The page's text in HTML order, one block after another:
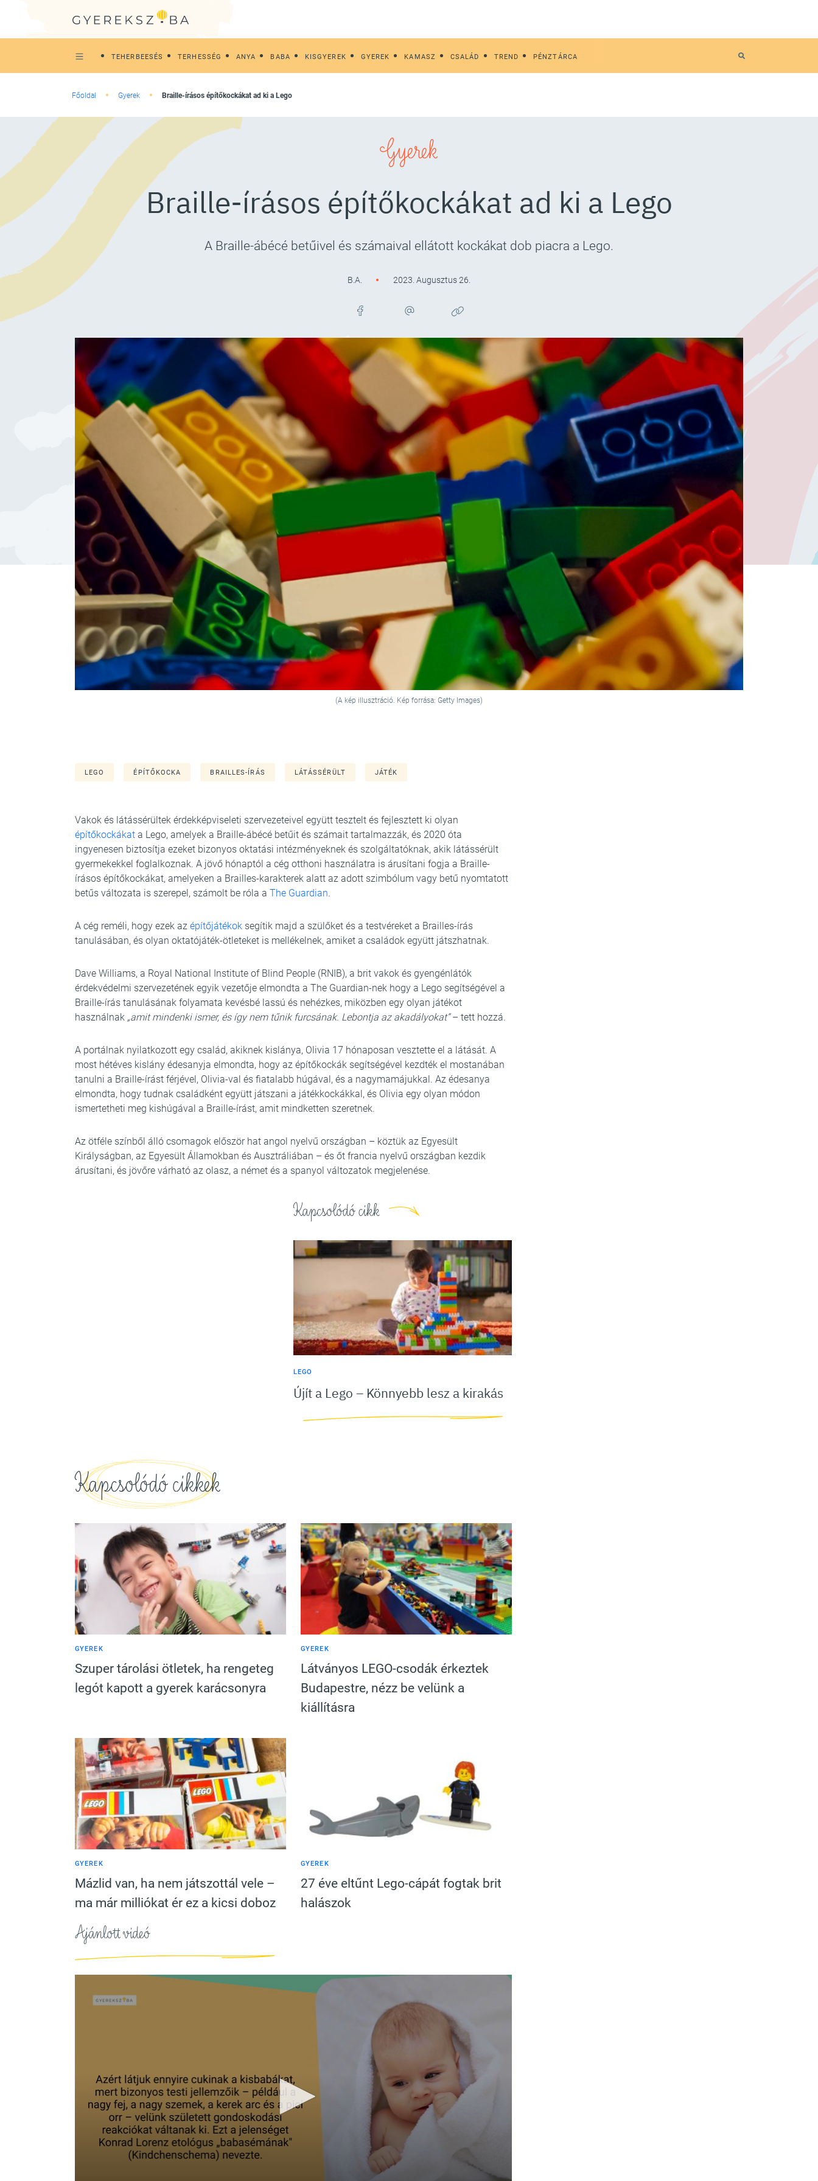
TEHERBEESÉS TERHESSÉG ANYA BABA KISGYEREK GYEREK KAMASZ CSALÁD TREND PÉNZTÁRCA
Főoldal Gyerek Braille-írásos építőkockákat ad ki a Lego
Gyerek
Braille-írásos építőkockákat ad ki a Lego
A Braille-ábécé betűivel és számaival ellátott kockákat dob piacra a Lego.
B.A. 2023. Augusztus 26.
(A kép illusztráció. Kép forrása: Getty Images)
LEGO ÉPÍTŐKOCKA BRAILLES-ÍRÁS LÁTÁSSÉRÜLT JÁTÉK
Vakok és látássérültek érdekképviseleti szervezeteivel együtt tesztelt és fejlesztett ki olyan
építőkockákat a Lego, amelyek a Braille-ábécé betűit és számait tartalmazzák, és 2020 óta
ingyenesen biztosítja ezeket bizonyos oktatási intézményeknek és szolgáltatóknak, akik látássérült
gyermekekkel foglalkoznak. A jövő hónaptól a cég otthoni használatra is árusítani fogja a Braille-
írásos építőkockákat, amelyeken a Brailles-karakterek alatt az adott szimbólum vagy betű nyomtatott
betűs változata is szerepel, számolt be róla a The Guardian.
A cég reméli, hogy ezek az építőjátékok segítik majd a szülőket és a testvéreket a Brailles-írás
tanulásában, és olyan oktatójáték-ötleteket is mellékelnek, amiket a családok együtt játszhatnak.
Dave Williams, a Royal National Institute of Blind People (RNIB), a brit vakok és gyengénlátók
érdekvédelmi szervezetének egyik vezetője elmondta a The Guardian-nek hogy a Lego segítségével a
Braille-írás tanulásának folyamata kevésbé lassú és nehézkes, miközben egy olyan játékot
használnak „amit mindenki ismer, és így nem tűnik furcsának. Lebontja az akadályokat”– tett hozzá.
A portálnak nyilatkozott egy család, akiknek kislánya, Olivia 17 hónaposan vesztette el a látását. A
most hétéves kislány édesanyja elmondta, hogy az építőkockák segítségével kezdték el mostanában
tanulni a Braille-írást férjével, Olivia-val és fiatalabb húgával, és a nagymamájukkal. Az édesanya
elmondta, hogy tudnak családként együtt játszani a játékkockákkal, és Olivia egy olyan módon
ismertetheti meg kishúgával a Braille-írást, amit mindketten szeretnek.
Az ötféle színből álló csomagok először hat angol nyelvű országban – köztük az Egyesült
Királyságban, az Egyesült Államokban és Ausztráliában – és őt francia nyelvű országban kezdik
árusítani, és jövőre várható az olasz, a német és a spanyol változatok megjelenése.
Kapcsolódó cikk
LEGO
Újít a Lego – Könnyebb lesz a kirakás
Kapcsolódó cikkek
GYEREK
Szuper tárolási ötletek, ha rengeteg
legót kapott a gyerek karácsonyra
GYEREK
Látványos LEGO-csodák érkeztek
Budapestre, nézz be velünk a
kiállításra
GYEREK
Mázlid van, ha nem játszottál vele –
ma már milliókat ér ez a kicsi doboz
GYEREK
27 éve eltűnt Lego-cápát fogtak brit
halászok
Ajánlott videó